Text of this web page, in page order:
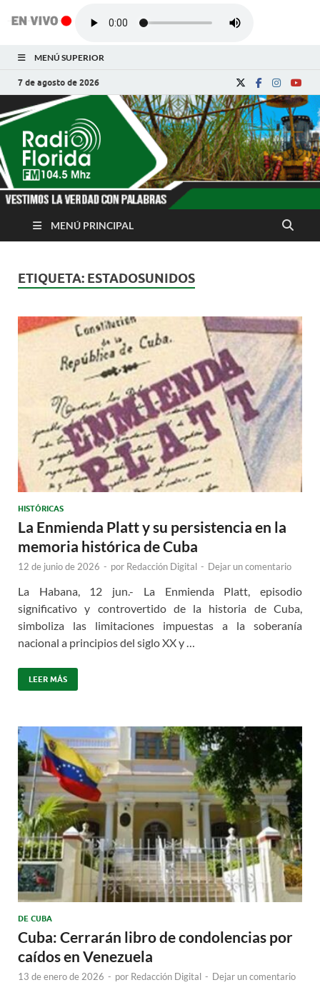
MENÚ SUPERIOR
7 de agosto de 2026
Radio Florida de
Cuba
Noticias y Actualidades de Florida, Camagüey,
MENÚ PRINCIPAL
ETIQUETA: ESTADOSUNIDOS
HISTÓRICAS
La Enmienda Platt y su persistencia en la
memoria histórica de Cuba
12 de junio de 2026 - por Redacción Digital - Dejar un comentario
La Habana, 12 jun.- La Enmienda Platt, episodio
significativo y controvertido de la historia de Cuba,
simboliza las limitaciones impuestas a la soberanía
nacional a principios del siglo XX y …
LEER MÁS
DE CUBA
Cuba: Cerrarán libro de condolencias por
caídos en Venezuela
13 de enero de 2026 - por Redacción Digital - Dejar un comentario